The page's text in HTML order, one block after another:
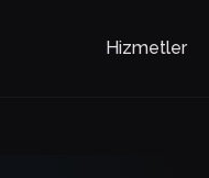
Hizmetler